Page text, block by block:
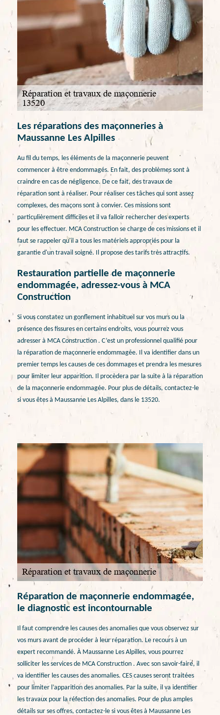
Les réparations des maçonneries à
Maussanne Les Alpilles
Au fil du temps, les éléments de la maçonnerie peuvent
commencer à être endommagés. En fait, des problèmes sont à
craindre en cas de négligence. De ce fait, des travaux de
réparation sont à réaliser. Pour réaliser ces tâches qui sont assez
complexes, des maçons sont à convier. Ces missions sont
particulièrement difficiles et il va falloir rechercher des experts
pour les effectuer. MCA Construction se charge de ces missions et il
faut se rappeler qu'il a tous les matériels appropriés pour la
garantie d'un travail soigné. Il propose des tarifs très attractifs.
Restauration partielle de maçonnerie
endommagée, adressez-vous à MCA
Construction
Si vous constatez un gonflement inhabituel sur vos murs ou la
présence des fissures en certains endroits, vous pourrez vous
adresser à MCA Construction . C’est un professionnel qualifié pour
la réparation de maçonnerie endommagée. Il va identifier dans un
premier temps les causes de ces dommages et prendra les mesures
pour limiter leur apparition. Il procèdera par la suite à la réparation
de la maçonnerie endommagée. Pour plus de détails, contactez-le
si vous êtes à Maussanne Les Alpilles, dans le 13520.
Réparation de maçonnerie endommagée,
le diagnostic est incontournable
Il faut comprendre les causes des anomalies que vous observez sur
vos murs avant de procéder à leur réparation. Le recours à un
expert recommandé. À Maussanne Les Alpilles, vous pourrez
solliciter les services de MCA Construction . Avec son savoir-faire, il
va identifier les causes des anomalies. CES causes seront traitées
pour limiter l’apparition des anomalies. Par la suite, il va identifier
les travaux pour la réfection des anomalies. Pour de plus amples
détails sur ses offres, contactez-le si vous êtes à Maussanne Les